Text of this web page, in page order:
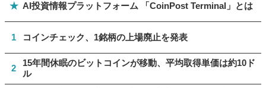
★ AI投資情報プラットフォーム 「CoinPost Terminal」とは
1 コインチェック、1銘柄の上場廃止を発表
2
15年間休眠のビットコインが移動、平均取得単価は約10ド
ル